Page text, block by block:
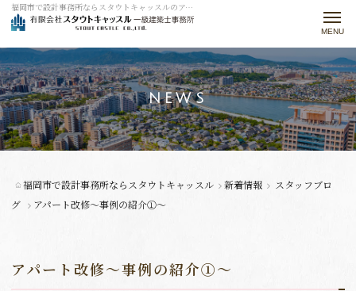
福岡市で設計事務所ならスタウトキャッスルのアパート改修～事例の紹介①～をご紹介。
NEWS
福岡市で設計事務所ならスタウトキャッスル 新着情報
スタッフブロ
グ
アパート改修～事例の紹介①～
アパート改修～事例の紹介①～
t
o
g
g
l
e
n